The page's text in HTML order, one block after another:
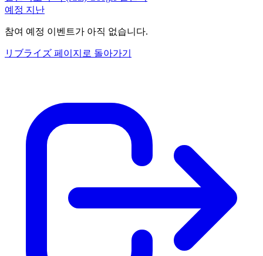
예정 지난
참여 예정 이벤트가 아직 없습니다.
リブライズ 페이지로 돌아가기